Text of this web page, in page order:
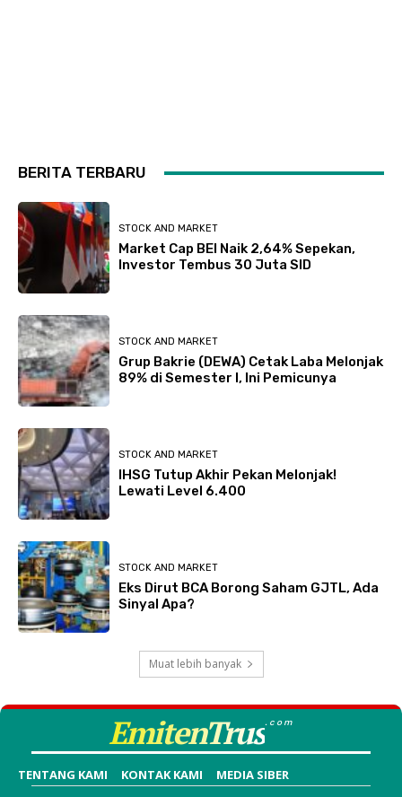
BERITA TERBARU
STOCK AND MARKET
Market Cap BEI Naik 2,64% Sepekan,
Investor Tembus 30 Juta SID
STOCK AND MARKET
Grup Bakrie (DEWA) Cetak Laba Melonjak
89% di Semester I, Ini Pemicunya
STOCK AND MARKET
IHSG Tutup Akhir Pekan Melonjak!
Lewati Level 6.400
STOCK AND MARKET
Eks Dirut BCA Borong Saham GJTL, Ada
Sinyal Apa?
Muat lebih banyak
EmitenTrus.com
TENTANG KAMI KONTAK KAMI MEDIA SIBER